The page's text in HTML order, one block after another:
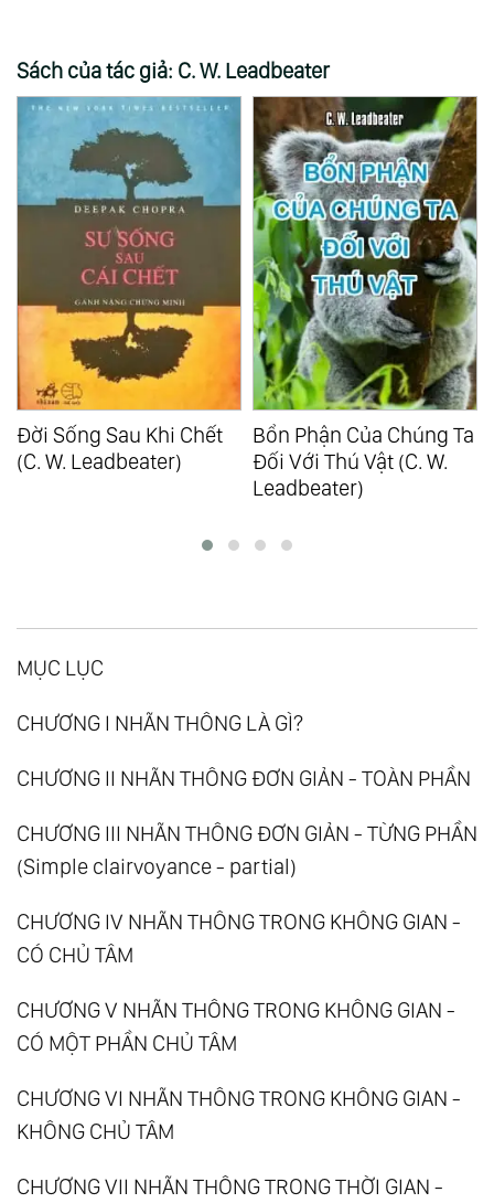
Sách của tác giả: C. W. Leadbeater
Đời Sống Sau Khi Chết
(C. W. Leadbeater)
Bổn Phận Của Chúng Ta
Đối Với Thú Vật (C. W.
Leadbeater)
MỤC LỤC
CHƯƠNG I NHÃN THÔNG LÀ GÌ?
CHƯƠNG II NHÃN THÔNG ĐƠN GIẢN - TOÀN PHẦN
CHƯƠNG III NHÃN THÔNG ĐƠN GIẢN - TỪNG PHẦN
(Simple clairvoyance - partial)
CHƯƠNG IV NHÃN THÔNG TRONG KHÔNG GIAN -
CÓ CHỦ TÂM
CHƯƠNG V NHÃN THÔNG TRONG KHÔNG GIAN -
CÓ MỘT PHẦN CHỦ TÂM
CHƯƠNG VI NHÃN THÔNG TRONG KHÔNG GIAN -
KHÔNG CHỦ TÂM
CHƯƠNG VII NHÃN THÔNG TRONG THỜI GIAN -